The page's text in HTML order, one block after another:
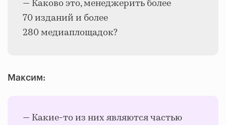
— Каково это, менеджерить более
70 изданий и более
280 медиаплощадок?
Максим:
— Какие-то из них являются частью